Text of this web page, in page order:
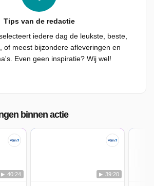
Tips van de redactie
iedere dag de leukste, beste,
of meest bijzondere afleveringen en
Even geen inspiratie? Wij wel!
binnen actie
40:24 39:20